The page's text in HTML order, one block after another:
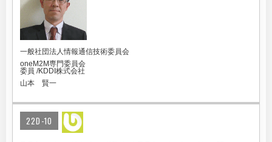
一般社団法人情報通信技術委員会
oneM2M専門委員会
委員 /KDDI株式会社
山本 賢一
22D-10